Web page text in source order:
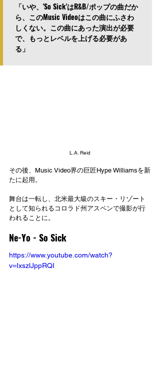
「いや、'So Sick'はR&B/ポップの曲だか
ら、このMusic Videoはこの曲にふさわ
しくない。この曲にあった演出が必要
で、もっとレベルを上げる必要があ
る」
L.A. Reid
その後、Music Video界の巨匠Hype Williamsを新
たに起用。
舞台は一転し、北米最大級のスキー・リゾート
として知られるコロラド州アスペンで撮影が行
われることに。
Ne-Yo - So Sick
https://www.youtube.com/watch?
v=IxszlJppRQI